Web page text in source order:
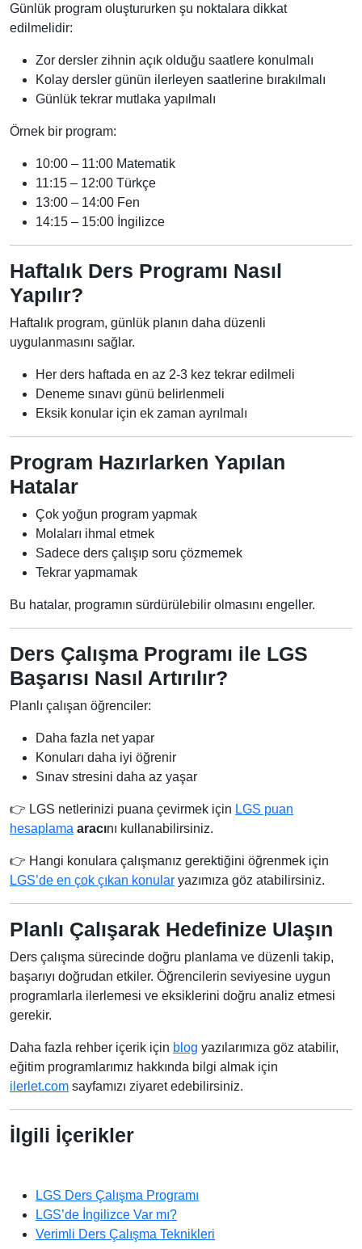
Günlük program oluştururken şu noktalara dikkat
edilmelidir:
Zor dersler zihnin açık olduğu saatlere konulmalı
Kolay dersler günün ilerleyen saatlerine bırakılmalı
Günlük tekrar mutlaka yapılmalı
Örnek bir program:
10:00 – 11:00 Matematik
11:15 – 12:00 Türkçe
13:00 – 14:00 Fen
14:15 – 15:00 İngilizce
Haftalık Ders Programı Nasıl
Yapılır?
Haftalık program, günlük planın daha düzenli
uygulanmasını sağlar.
Her ders haftada en az 2-3 kez tekrar edilmeli
Deneme sınavı günü belirlenmeli
Eksik konular için ek zaman ayrılmalı
Program Hazırlarken Yapılan
Hatalar
Çok yoğun program yapmak
Molaları ihmal etmek
Sadece ders çalışıp soru çözmemek
Tekrar yapmamak
Bu hatalar, programın sürdürülebilir olmasını engeller.
Ders Çalışma Programı ile LGS
Başarısı Nasıl Artırılır?
Planlı çalışan öğrenciler:
Daha fazla net yapar
Konuları daha iyi öğrenir
Sınav stresini daha az yaşar
👉 LGS netlerinizi puana çevirmek için LGS puan
hesaplama aracını kullanabilirsiniz.
👉 Hangi konulara çalışmanız gerektiğini öğrenmek için
LGS’de en çok çıkan konular yazımıza göz atabilirsiniz.
Planlı Çalışarak Hedefinize Ulaşın
Ders çalışma sürecinde doğru planlama ve düzenli takip,
başarıyı doğrudan etkiler. Öğrencilerin seviyesine uygun
programlarla ilerlemesi ve eksiklerini doğru analiz etmesi
gerekir.
Daha fazla rehber içerik için blog yazılarımıza göz atabilir,
eğitim programlarımız hakkında bilgi almak için
ilerlet.com sayfamızı ziyaret edebilirsiniz.
İlgili İçerikler
LGS Ders Çalışma Programı
LGS’de İngilizce Var mı?
Verimli Ders Çalışma Teknikleri